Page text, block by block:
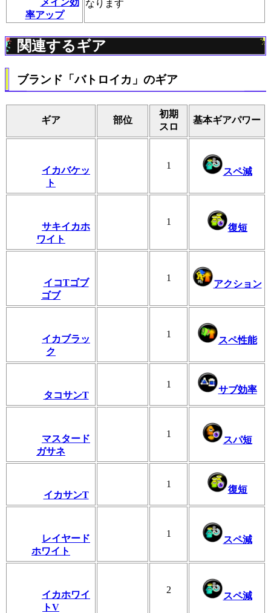
メイン効
率アップ
なります
関連するギア
ブランド「バトロイカ」のギア
ギア 部位
初期
スロ
基本ギアパワー
イカバケッ
ト
1
スペ減
サキイカホ
ワイト
1
復短
イコTゴブ
ゴブ
1
アクション
イカブラッ
ク
1
スペ性能
タコサンT
1
サブ効率
マスタード
ガサネ
1
スパ短
イカサンT
1
復短
レイヤード
ホワイト
1
スペ減
イカホワイ
トV
2
スペ減